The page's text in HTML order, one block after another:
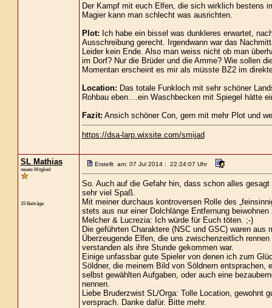
Der Kampf mit euch Elfen, die sich wirklich bestens
Magier kann man schlecht was ausrichten.
Plot: Ich habe ein bissel was dunkleres erwartet,
Ausschreibung gerecht. Irgendwann war das
Leider kein Ende. Also man weiss nicht ob man
im Dorf? Nur die Brüder und die Amme? Wie sollen
Momentan erscheint es mir als müsste BZ2 im
Location: Das totale Funkloch mit sehr schöner
Rohbau eben....ein Waschbecken mit Spiegel hätte
Fazit: Ansich schöner Con, gern mit mehr Plot und
https://dsa-larp.wixsite.com/smijad
SL Mathias
neues Mitglied
15 Beiträge
Erstellt am: 07 Jul 2014 : 22:24:07 Uhr
So. Auch auf die Gefahr hin, dass schon alles
sehr viel Spaß.
Mit meiner durchaus kontroversen Rolle des
stets aus nur einer Dolchlänge Entfernung
Melcher & Lucrezia: Ich würde für Euch töten. ;-)
Die geführten Charaktere (NSC und GSC) waren aus
Überzeugende Elfen, die uns zwischenzeitlich
verstanden als ihre Stunde gekommen war.
Einige unfassbar gute Spieler von denen ich zum
Söldner, die meinem Bild von Söldnern entsprachen,
selbst gewählten Aufgaben, oder auch eine
nennen.
Liebe Bruderzwist SL/Orga: Tolle Location, gewohnt
versprach. Danke dafür. Bitte mehr.